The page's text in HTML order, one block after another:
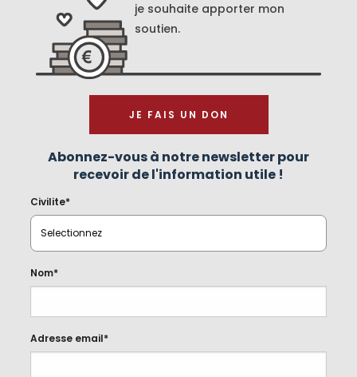
je souhaite apporter mon
soutien.
JE FAIS UN DON
Abonnez-vous à notre newsletter pour
recevoir de l'information utile !
Civilite*
Nom*
Adresse email*